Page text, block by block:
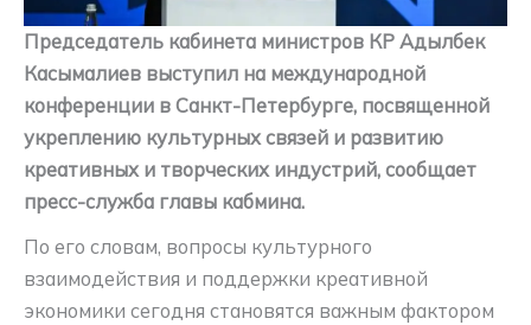
Председатель кабинета министров КР Адылбек
Касымалиев выступил на международной
конференции в Санкт-Петербурге, посвященной
укреплению культурных связей и развитию
креативных и творческих индустрий, сообщает
пресс-служба главы кабмина.
По его словам, вопросы культурного
взаимодействия и поддержки креативной
экономики сегодня становятся важным фактором